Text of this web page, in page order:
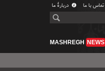
تماس با ما دربارهٔ ما
MASHREGH NEWS